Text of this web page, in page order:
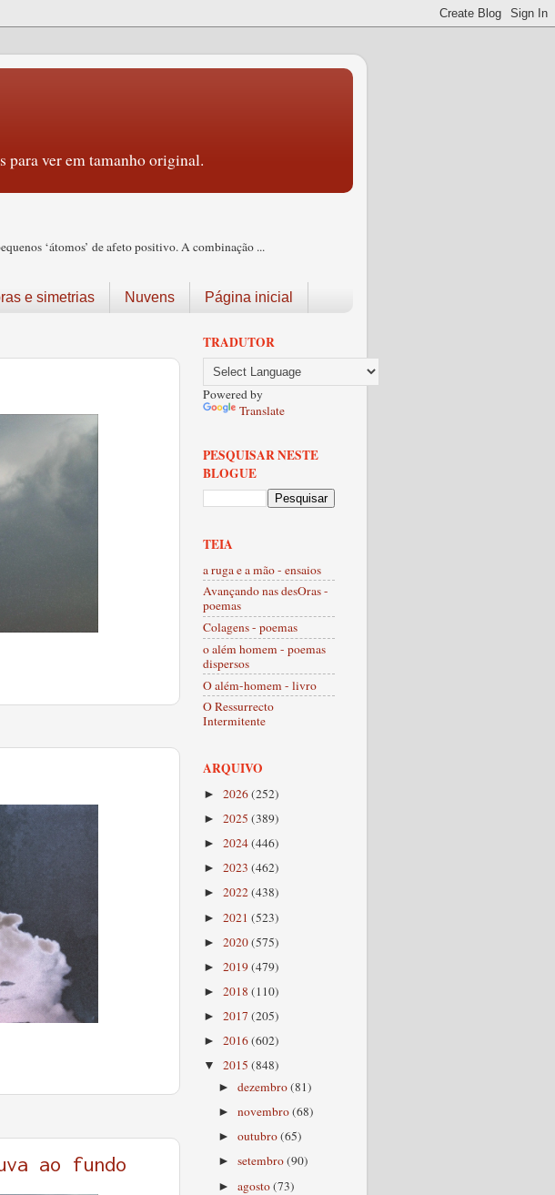
para ver em tamanho original.
‘átomos’ de afeto positivo. A combinação ...
e simetrias Nuvens Página inicial
ao fundo
TRADUTOR
Powered by
Translate
PESQUISAR NESTE
BLOGUE
TEIA
a ruga e a mão - ensaios
Avançando nas desOras -
poemas
Colagens - poemas
o além homem - poemas
dispersos
O além-homem - livro
O Ressurrecto
Intermitente
ARQUIVO
► 2026(252)
► 2025 (389)
► 2024(446)
► 2023 (462)
► 2022(438)
► 2021 (523)
► 2020(575)
► 2019(479)
► 2018 (110)
► 2017 (205)
► 2016(602)
▼ 2015 (848)
►dezembro(81)
►novembro(68)
►outubro(65)
►setembro(90)
►agosto(73)